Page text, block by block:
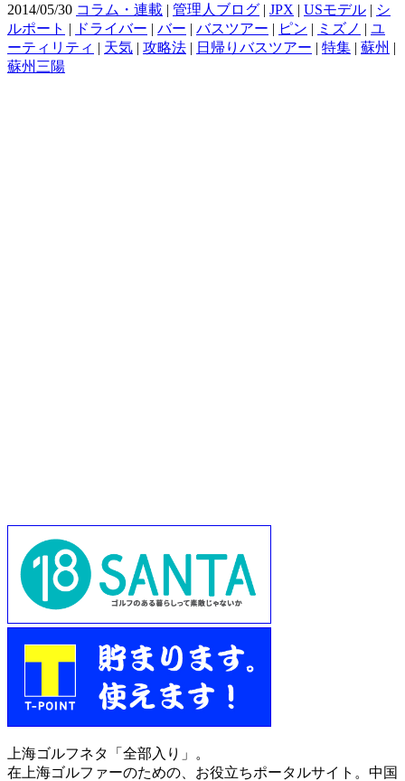
2014/05/30 コラム・連載 | 管理人ブログ | JPX | USモデル | シ
ルポート | ドライバー | バー | バスツアー | ピン | ミズノ | ユ
ーティリティ | 天気 | 攻略法 | 日帰りバスツアー | 特集 | 蘇州 |
蘇州三陽
上海ゴルフネタ「全部入り」。
在上海ゴルファーのための、お役立ちポータルサイト。中国